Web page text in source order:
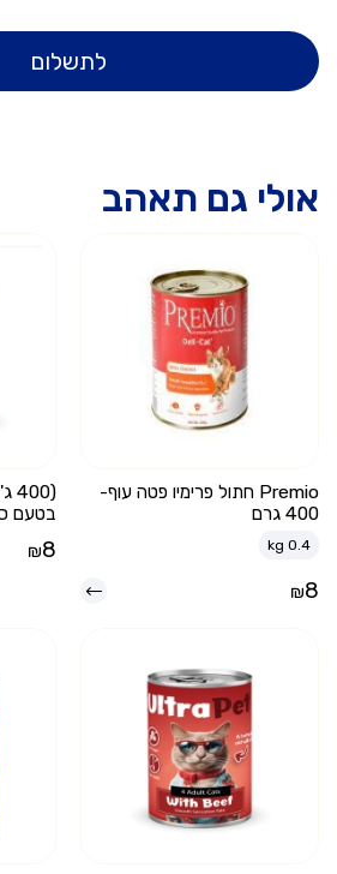
לתשלום
אולי גם תאהב
Premio חתול פרימיו פטה עוף-
400 גרם
0.4
kg
8
₪
בטעם
8
₪